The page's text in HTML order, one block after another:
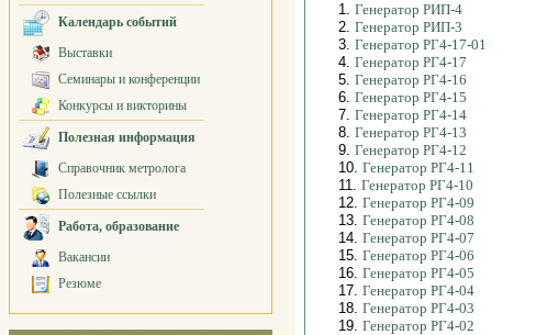
Календарь событий
Выставки
Семинары и конференции
Конкурсы и викторины
Полезная информация
Справочник метролога
Полезные ссылки
Работа, образование
Вакансии
Резюме
1. Генератор РИП-4
2. Генератор РИП-3
3. Генератор РГ4-17-01
4. Генератор РГ4-17
5. Генератор РГ4-16
6. Генератор РГ4-15
7. Генератор РГ4-14
8. Генератор РГ4-13
9. Генератор РГ4-12
10. Генератор РГ4-11
11. Генератор РГ4-10
12. Генератор РГ4-09
13. Генератор РГ4-08
14. Генератор РГ4-07
15. Генератор РГ4-06
16. Генератор РГ4-05
17. Генератор РГ4-04
18. Генератор РГ4-03
19. Генератор РГ4-02